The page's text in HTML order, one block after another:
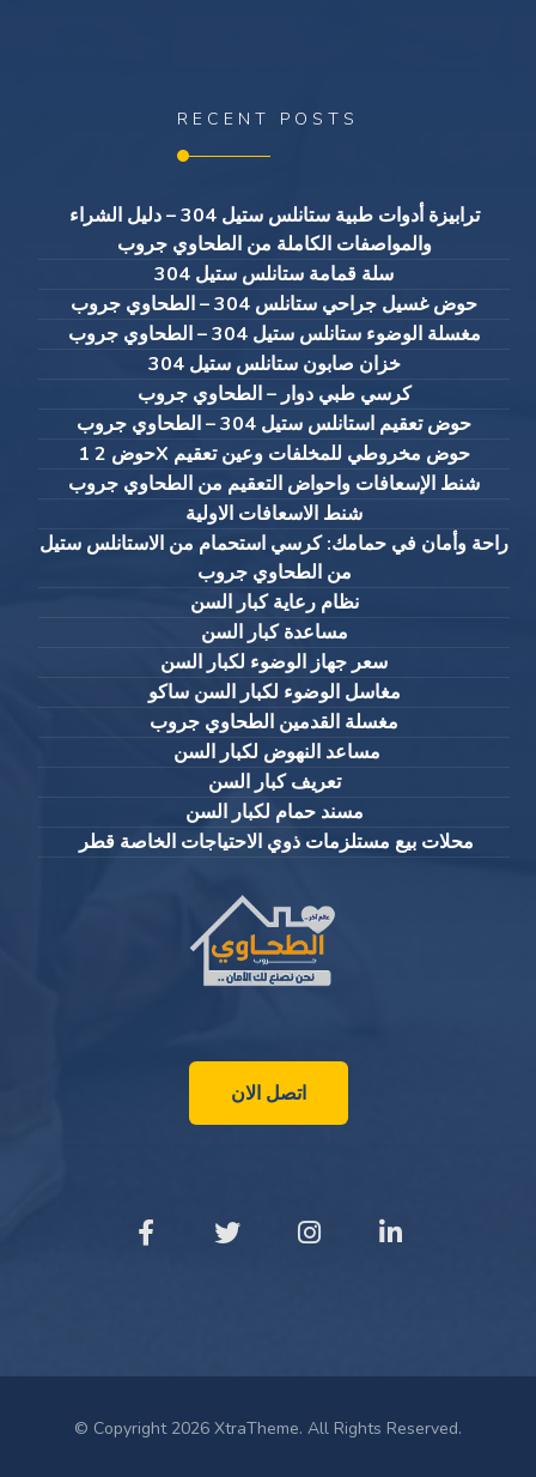
RECENT POSTS
ترابيزة أدوات طبية ستانلس ستيل 304 – دليل الشراء
والمواصفات الكاملة من الطحاوي جروب
سلة قمامة ستانلس ستيل 304
حوض غسيل جراحي ستانلس 304 – الطحاوي جروب
مغسلة الوضوء ستانلس ستيل 304 – الطحاوي جروب
خزان صابون ستانلس ستيل 304
كرسي طبي دوار – الطحاوي جروب
حوض تعقيم استانلس ستيل 304 – الطحاوي جروب
حوض 2 1X حوض مخروطي للمخلفات وعين تعقيم
شنط الإسعافات واحواض التعقيم من الطحاوي جروب
شنط الاسعافات الاولية
راحة وأمان في حمامك: كرسي استحمام من الاستانلس ستيل
من الطحاوي جروب
نظام رعاية كبار السن
مساعدة كبار السن
سعر جهاز الوضوء لكبار السن
مغاسل الوضوء لكبار السن ساكو
مغسلة القدمين الطحاوي جروب
مساعد النهوض لكبار السن
تعريف كبار السن
مسند حمام لكبار السن
محلات بيع مستلزمات ذوي الاحتياجات الخاصة قطر
اتصل الان
© Copyright 2026 XtraTheme. All Rights Reserved.